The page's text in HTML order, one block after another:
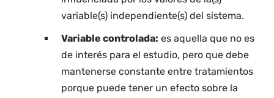
variable(s) independiente(s) del sistema.
Variable controlada: es aquella que no es
de interés para el estudio, pero que debe
mantenerse constante entre tratamientos
porque puede tener un efecto sobre la